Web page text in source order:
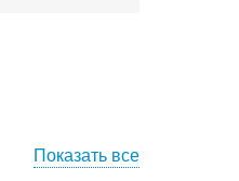
Показать все